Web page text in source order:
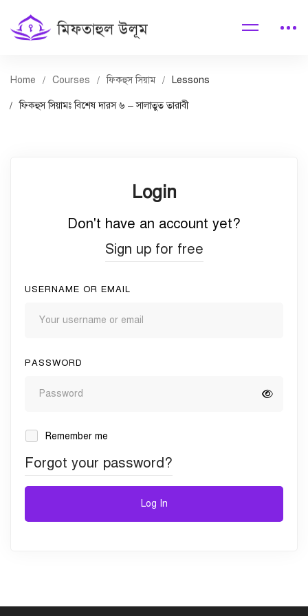
Home Courses ফিকহুস সিয়াম Lessons
ফিকহুস সিয়ামঃ বিশেষ দারস ৬ – সালাতুত তারাবী
Login
Don't have an account yet?
Sign up for free
USERNAME OR EMAIL
PASSWORD
Remember me
Forgot your password?
Log In